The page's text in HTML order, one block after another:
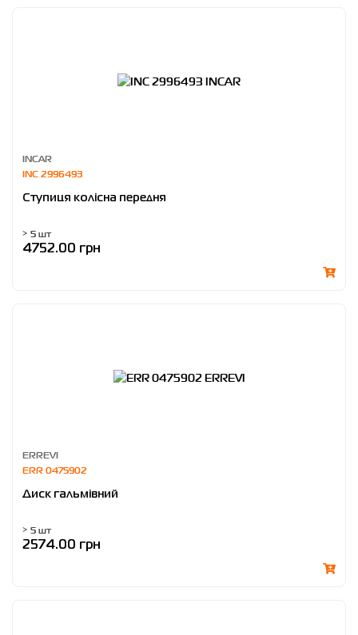
INCAR
INC 2996493
Ступиця колісна передня
> 5 шт
4752.00 грн
ERREVI
ERR 0475902
Диск гальмівний
> 5 шт
2574.00 грн